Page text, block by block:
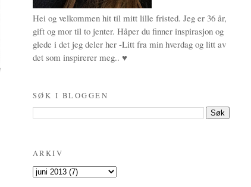
Hei og velkommen hit til mitt lille fristed. Jeg er 36 år,
gift og mor til to jenter. Håper du finner inspirasjon og
glede i det jeg deler her -Litt fra min hverdag og litt av
det som inspirerer meg.. ♥
SØK I BLOGGEN
ARKIV